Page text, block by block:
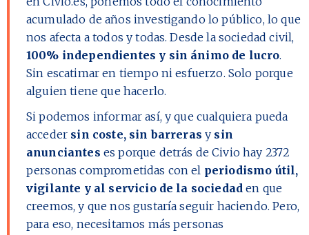
acumulado de años investigando lo público, lo que
nos afecta a todos y todas. Desde la sociedad civil,
100% independientes y sin ánimo de lucro.
Sin escatimar en tiempo ni esfuerzo. Solo porque
alguien tiene que hacerlo.
Si podemos informar así, y que cualquiera pueda
acceder sin coste, sin barreras y sin
anunciantes es porque detrás de Civio hay 2372
personas comprometidas con el periodismo útil,
vigilante y al servicio de la sociedad en que
creemos, y que nos gustaría seguir haciendo. Pero,
para eso, necesitamos más personas